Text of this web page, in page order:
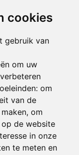
cookies
gebruik van
om uw
om
van de
, om
de website
in onze
te meten en